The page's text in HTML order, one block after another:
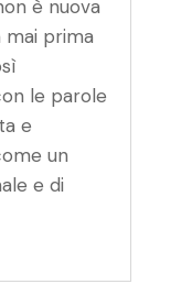
è nuova
prima
le parole
e
un
e di